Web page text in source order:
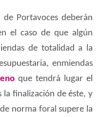
Portavoces deberán
el caso de que algún
de totalidad a la
enmiendas
que tendrá lugar el
la finalización de éste, y
norma foral supere la